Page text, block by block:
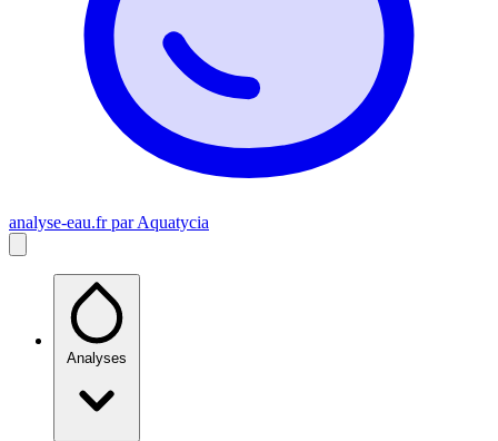
analyse-eau.fr par Aquatycia
Analyses